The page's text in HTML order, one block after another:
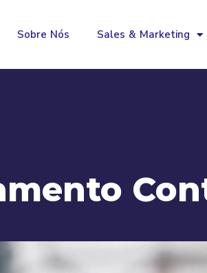
Sobre Nós Sales & Marketing